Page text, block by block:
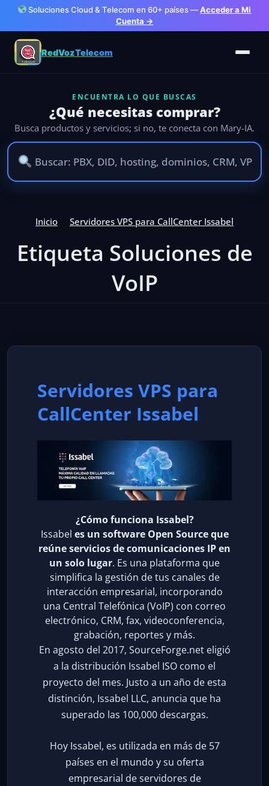
Soluciones Cloud & Telecom en 60+ países —Acceder a Mi
Cuenta →
RedVozTelecom
ENCUENTRA LO QUE BUSCAS
¿Qué necesitas comprar?
Busca productos y servicios; si no, te conecta con Mary-IA.
Inicio Servidores VPS para CallCenter Issabel
Etiqueta Soluciones de
VoIP
Servidores VPS para
CallCenter Issabel
¿Cómo funciona Issabel?
Issabel es un software Open Source que
reúne servicios de comunicaciones IP en
un solo lugar. Es una plataforma que
simplifica la gestión de tus canales de
interacción empresarial, incorporando
una Central Telefónica (VoIP) con correo
electrónico, CRM, fax, videoconferencia,
grabación, reportes y más.
En agosto del 2017, SourceForge.net eligió
a la distribución Issabel ISO como el
proyecto del mes. Justo a un año de esta
distinción, Issabel LLC, anuncia que ha
superado las 100,000 descargas.
Hoy Issabel, es utilizada en más de 57
países en el mundo y su oferta
empresarial de servidores de